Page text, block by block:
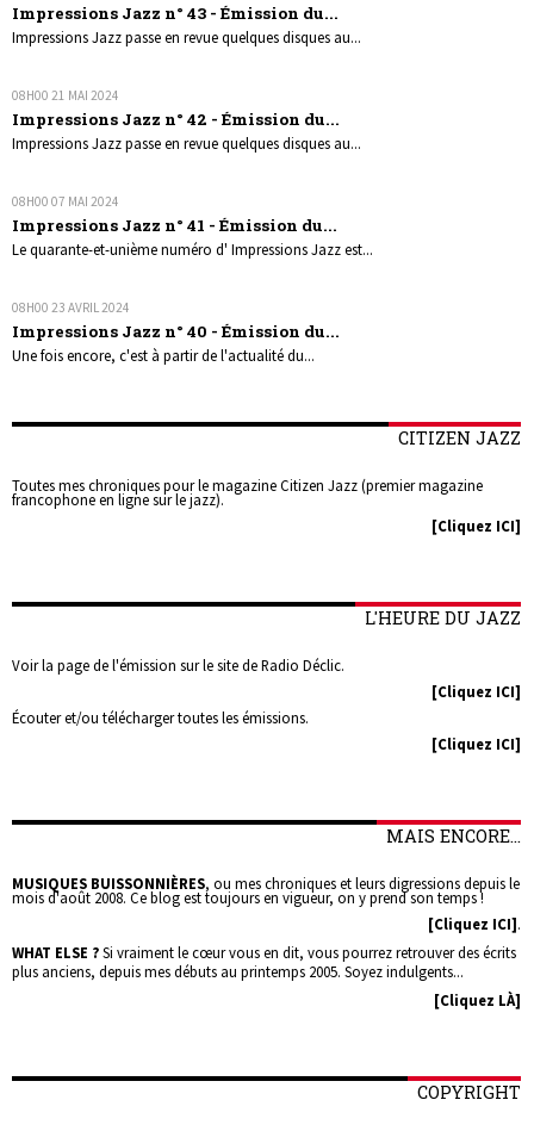
Impressions Jazz n° 43 - Émission du...
Impressions Jazz passe en revue quelques disques au...
08H00 21 MAI 2024
Impressions Jazz n° 42 - Émission du...
Impressions Jazz passe en revue quelques disques au...
08H00 07 MAI 2024
Impressions Jazz n° 41 - Émission du...
Le quarante-et-unième numéro d' Impressions Jazz est...
08H00 23 AVRIL 2024
Impressions Jazz n° 40 - Émission du...
Une fois encore, c'est à partir de l'actualité du...
CITIZEN JAZZ
Toutes mes chroniques pour le magazine Citizen Jazz (premier magazine
francophone en ligne sur le jazz).
[Cliquez ICI]
L'HEURE DU JAZZ
Voir la page de l'émission sur le site de Radio Déclic.
[Cliquez ICI]
Écouter et/ou télécharger toutes les émissions.
[Cliquez ICI]
MAIS ENCORE...
MUSIQUES BUISSONNIÈRES, ou mes chroniques et leurs digressions depuis le
mois d'août 2008. Ce blog est toujours en vigueur, on y prend son temps !
[Cliquez ICI].
WHAT ELSE ?Si vraiment le cœur vous en dit, vous pourrez retrouver des écrits
plus anciens, depuis mes débuts au printemps 2005. Soyez indulgents...
[Cliquez LÀ]
COPYRIGHT